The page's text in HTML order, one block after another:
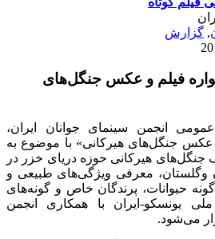
, گزارش
فیلم و عکس جنگل‌های
انجمن سینمای جوانان ایران،
عکس جنگل‌های هیرکانی» با موضوع به
هیرکانی حوزه دریای خزر در
وگلستان، معرفی ویژگی‌های طبیعی و
حیوانات، پرندگان خاص و گونه‌های
یونسکو-ایران با همکاری انجمن
می‌شود.